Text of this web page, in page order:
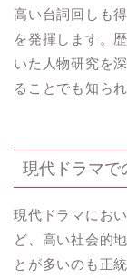
高い台詞回しも
を発揮します。
いた人物研究を
ることでも知ら
現代ドラマで
現代ドラマにお
ど、高い社会的
とが多いのも正